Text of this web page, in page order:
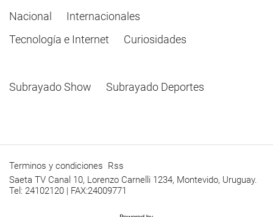
Nacional
Internacionales
Tecnología e Internet
Curiosidades
Subrayado Show Subrayado Deportes
Terminos y condiciones Rss
Saeta TV Canal 10, Lorenzo Carnelli 1234, Montevido, Uruguay.
Tel: 24102120 | FAX:24009771